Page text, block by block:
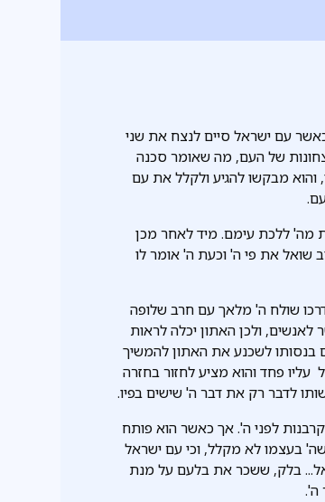
עם ישראל סיים לנצח את שני
של העם, מה שאומר סכנה
והוא מבקשו להגיע ולקלל את עם
מה' ללכת עימם. מיד לאחר מכן
שואל את פי ה' וכעת ה' אומר לו
שולח ה' מלאך עם חרב שלופה
לאנשים, ולכן האתון יכלה לראות
לשכנע את האתון להמשיך
פחד והוא מציע לחזור בחזרה
לדבר רק את דבר ה' שישים בפיו.
לפני ה'. אך כאשר הוא פותח
בעצמו לא מקלל, וכי עם ישראל
בלק, ששכר את בלעם על מנת
ה'.